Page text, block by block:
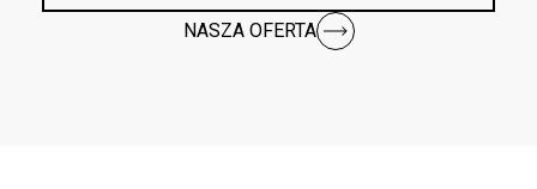
NASZA OFERTA